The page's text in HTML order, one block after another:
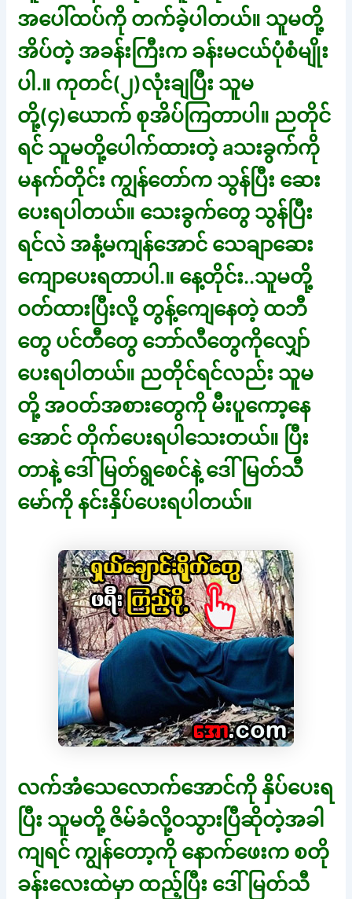
အပေါ်ထပ်ကို တက်ခဲ့ပါတယ်။ သူမတို့
အိပ်တဲ့ အခန်းကြီးက ခန်းမငယ်ပုံစံမျိုး
ပါ.။ ကုတင်(၂)လုံးချပြီး သူမ
တို့(၄)ယောက် စုအိပ်ကြတာပါ။ ညတိုင်
ရင် သူမတို့ပေါက်ထားတဲ့ aသးခွက်ကို
မနက်တိုင်း ကျွန်တော်က သွန်ပြီး ဆေး
ပေးရပါတယ်။ သေးခွက်တွေ သွန်ပြီး
ရင်လဲ အနံ့မကျန်အောင် သေချာဆေး
ကျောပေးရတာပါ.။ နေ့တိုင်း..သူမတို့
ဝတ်ထားပြီးလို့ တွန့်ကျေနေတဲ့ ထဘီ
တွေ ပင်တီတွေ ဘော်လီတွေကိုလျှော်
ပေးရပါတယ်။ ညတိုင်ရင်လည်း သူမ
တို့ အဝတ်အစားတွေကို မီးပူကော့နေ
အောင် တိုက်ပေးရပါသေးတယ်။ ပြီး
တာနဲ့ ဒေါ်မြတ်ရွစေင်နဲ့ ဒေါ်မြတ်သီ
မော်ကို နင်းနှိပ်ပေးရပါတယ်။
လက်အံသေလောက်အောင်ကို နှိပ်ပေးရ
ပြီး သူမတို့ ဇိမ်ခံလို့ဝသွားပြီဆိုတဲ့အခါ
ကျရင် ကျွန်တော့ကို နောက်ဖေးက စတို
ခန်းလေးထဲမှာ ထည့်ပြီး ဒေါ်မြတ်သီ